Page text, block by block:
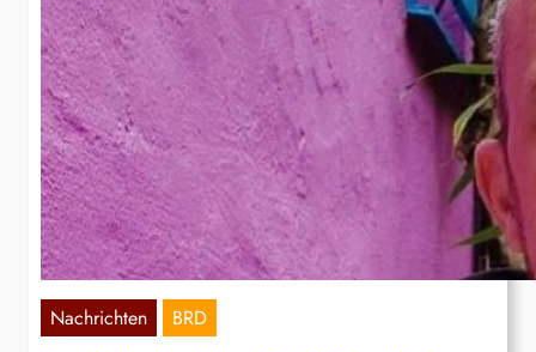
Nachrichten BRD